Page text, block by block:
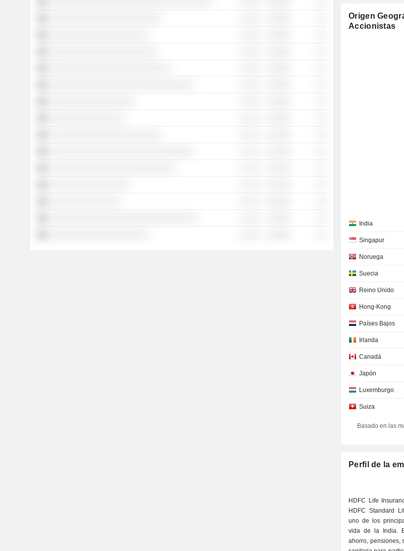
Origen
Accionistas
India
Singapur
Noruega
Suecia
Reino Unido
Hong-Kong
Países Bajos
Irlanda
Canadá
Japón
Luxemburgo
Suiza
Basado en las
Perfil de la
HDFC Life
HDFC Standard
uno de los
vida de la India.
ahorro, pensiones,